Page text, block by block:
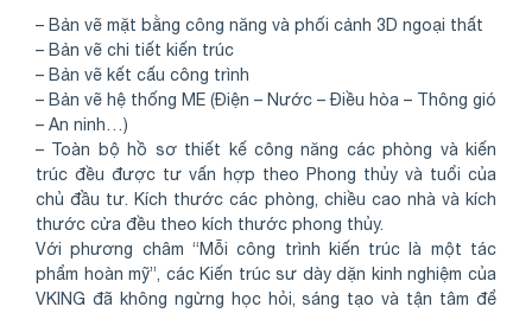
– Bản vẽ mặt bằng công năng và phối cảnh 3D ngoại thất
– Bản vẽ chi tiết kiến trúc
– Bản vẽ kết cấu công trình
– Bản vẽ hệ thống ME (Điện – Nước – Điều hòa – Thông gió
– An ninh…)
– Toàn bộ hồ sơ thiết kế công năng các phòng và kiến
trúc đều được tư vấn hợp theo Phong thủy và tuổi của
chủ đầu tư. Kích thước các phòng, chiều cao nhà và kích
thước cửa đều theo kích thước phong thủy.
Với phương châm “Mỗi công trình kiến trúc là một tác
phẩm hoàn mỹ”, các Kiến trúc sư dày dặn kinh nghiệm của
VKING đã không ngừng học hỏi, sáng tạo và tận tâm để